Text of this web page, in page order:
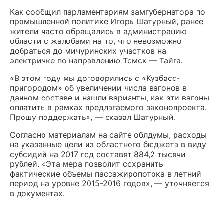
Как сообщил парламентариям замгубернатора по
промышленной политике Игорь Шатурный, ранее
жители часто обращались в администрацию
области с жалобами на то, что невозможно
добраться до мичуринских участков на
электричке по направлению Томск — Тайга.
«В этом году мы договорились с «Кузбасс-
пригородом» об увеличении числа вагонов в
данном составе и нашли варианты, как эти вагоны
оплатить в рамках предлагаемого законопроекта.
Прошу поддержать», — сказал Шатурный.
Согласно материалам на сайте облдумы, расходы
на указанные цели из областного бюджета в виду
субсидий на 2017 год составят 884,2 тысячи
рублей. «Эта мера позволит сохранить
фактические объемы пассажиропотока в летний
период на уровне 2015-2016 годов», — уточняется
в документах.